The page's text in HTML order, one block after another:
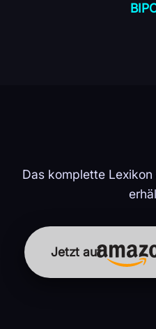
Das komplette Lexikon
Jetzt auf